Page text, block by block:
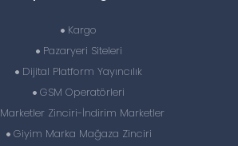
Kargo
Pazaryeri Siteleri
Dijital Platform Yayıncılık
GSM Operatörleri
Marketler Zinciri-İndirim Marketler
Giyim Marka Mağaza Zinciri